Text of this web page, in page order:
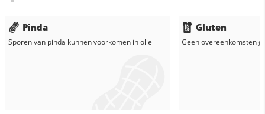
Pinda
Sporen van pinda kunnen voorkomen inolie
Gluten
Geen overeenkomsten